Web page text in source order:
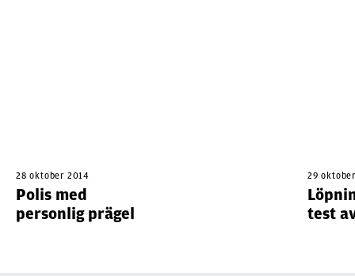
28 oktober 2014
Polis med
personlig prägel
29
test